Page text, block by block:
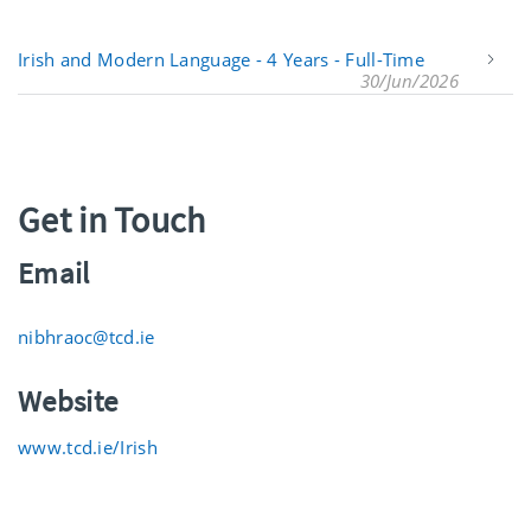
Irish and Modern Language - 4 Years - Full-Time
30/Jun/2026
Get in Touch
Email
nibhraoc@tcd.ie
Website
www.tcd.ie/Irish